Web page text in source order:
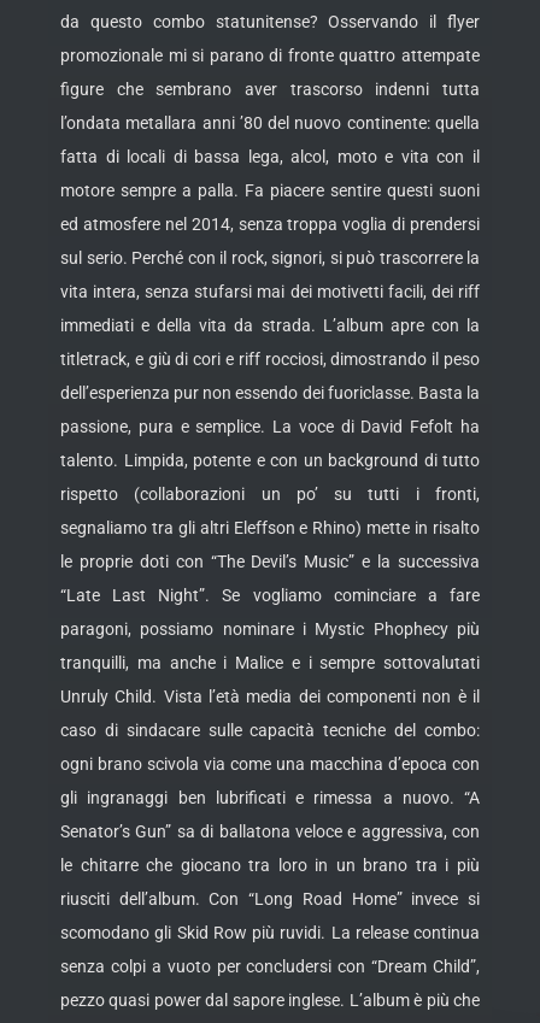
da questo combo statunitense? Osservando il flyer
promozionale mi si parano di fronte quattro attempate
figure che sembrano aver trascorso indenni tutta
l’ondata metallara anni ’80 del nuovo continente: quella
fatta di locali di bassa lega, alcol, moto e vita con il
motore sempre a palla. Fa piacere sentire questi suoni
ed atmosfere nel 2014, senza troppa voglia di prendersi
sul serio. Perché con il rock, signori, si può trascorrere la
vita intera, senza stufarsi mai dei motivetti facili, dei riff
immediati e della vita da strada. L’album apre con la
titletrack, e giù di cori e riff rocciosi, dimostrando il peso
dell’esperienza pur non essendo dei fuoriclasse. Basta la
passione, pura e semplice. La voce di David Fefolt ha
talento. Limpida, potente e con un background di tutto
rispetto (collaborazioni un po’ su tutti i fronti,
segnaliamo tra gli altri Eleffson e Rhino) mette in risalto
le proprie doti con “The Devil’s Music” e la successiva
“Late Last Night”. Se vogliamo cominciare a fare
paragoni, possiamo nominare i Mystic Phophecy più
tranquilli, ma anche i Malice e i sempre sottovalutati
Unruly Child. Vista l’età media dei componenti non è il
caso di sindacare sulle capacità tecniche del combo:
ogni brano scivola via come una macchina d’epoca con
gli ingranaggi ben lubrificati e rimessa a nuovo. “A
Senator’s Gun” sa di ballatona veloce e aggressiva, con
le chitarre che giocano tra loro in un brano tra i più
riusciti dell’album. Con “Long Road Home” invece si
scomodano gli Skid Row più ruvidi. La release continua
senza colpi a vuoto per concludersi con “Dream Child”,
pezzo quasi power dal sapore inglese. L’album è più che